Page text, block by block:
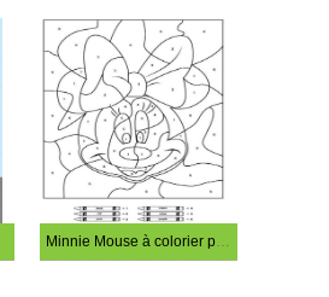
Minnie Mouse à colorier par numéro